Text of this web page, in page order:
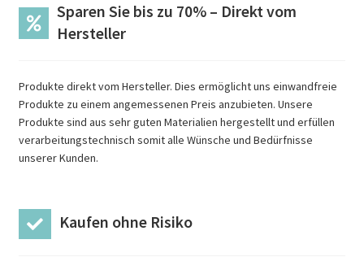
Sparen Sie bis zu 70% – Direkt vom
Hersteller
Produkte direkt vom Hersteller. Dies ermöglicht uns einwandfreie
Produkte zu einem angemessenen Preis anzubieten. Unsere
Produkte sind aus sehr guten Materialien hergestellt und erfüllen
verarbeitungstechnisch somit alle Wünsche und Bedürfnisse
unserer Kunden.
Kaufen ohne Risiko